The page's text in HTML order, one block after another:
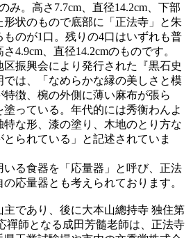
み。高さ7.7cm、直径14.2cm、下部
形状のもので底部に「正法寺」と朱
のが1口。残りの4口はいずれも普
4.9cm、直径14.2cmのものです。
区振興会により発行された『黒石史
では、「なめらかな縁の美しさと模
徴、椀の外側に薄い麻布が張ら
っている。年代的には秀衡わんよ
特な形、漆の塗り、木地のとり方な
とられている」と記述されていま
いる食器を「応量器」と呼び、正法
応量器とも考えられております。
主であり、後に大本山總持寺 独住第
禪師となる成田芳髓老師は、正法寺